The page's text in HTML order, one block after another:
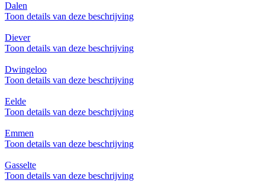
Dalen
Toon details van deze beschrijving
Diever
Toon details van deze beschrijving
Dwingeloo
Toon details van deze beschrijving
Eelde
Toon details van deze beschrijving
Emmen
Toon details van deze beschrijving
Gasselte
Toon details van deze beschrijving